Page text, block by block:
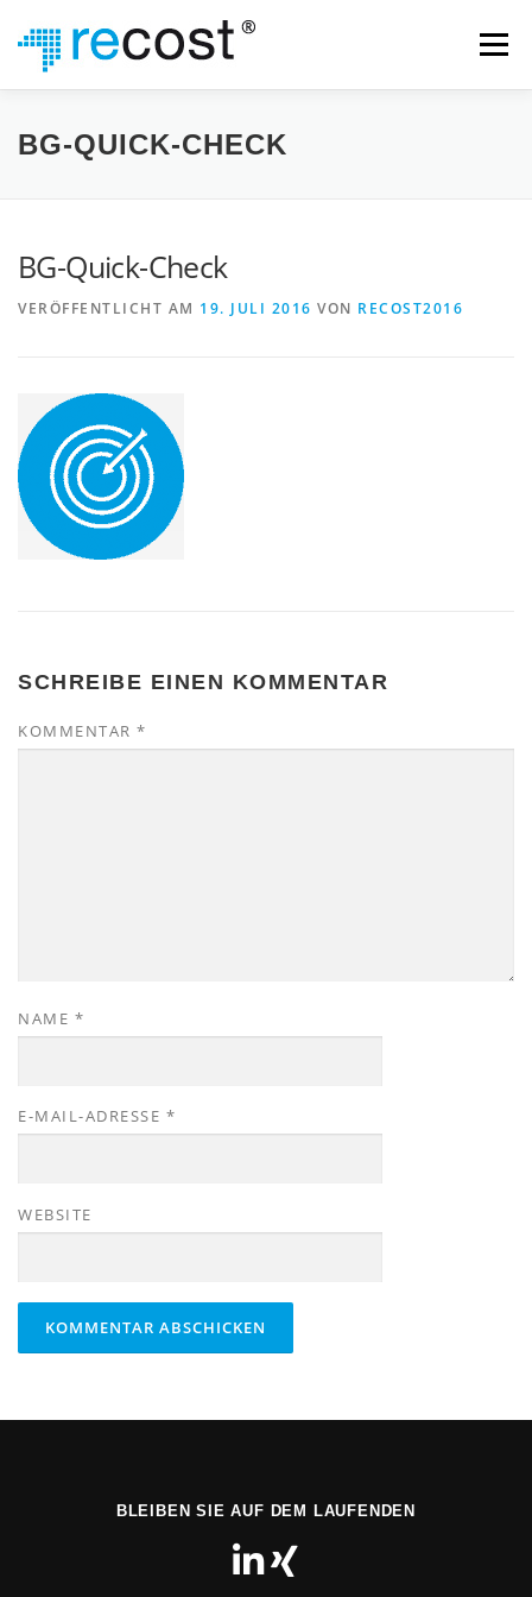
Inhalt
springen
Menü
WAS WIR TUN UNTERNEHMEN
BG-QUICK-CHECK
BG-Quick-Check
VERÖFFENTLICHT AM 19. JULI 2016 VON RECOST2016
SCHREIBE EINEN KOMMENTAR
KOMMENTAR *
NAME *
E-MAIL-ADRESSE *
WEBSITE
BLEIBEN SIE AUF DEM LAUFENDEN